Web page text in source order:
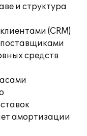
и структура
(CRM)
средств
амортизации